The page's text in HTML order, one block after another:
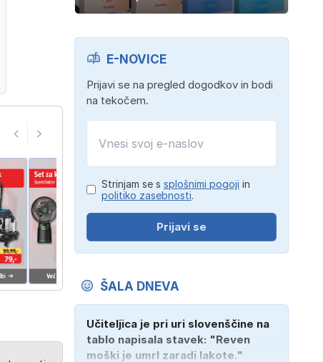
E-NOVICE
Prijavi se na pregled dogodkov in bodi
na tekočem.
Strinjam se s splošnimi pogoji in
politiko zasebnosti.
Prijavi se
ŠALA DNEVA
Učiteljica je pri uri slovenščine na
tablo napisala stavek: "Reven
moški je umrl zaradi lakote."